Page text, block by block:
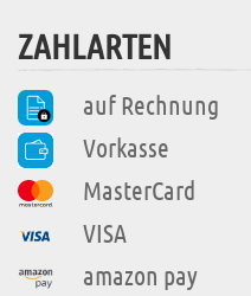
ZAHLARTEN
auf Rechnung
Vorkasse
MasterCard
VISA
amazon pay